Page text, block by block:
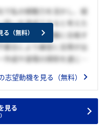
で私の傾聴力を活かし、経
いを達成できると考えた
、部で昇段試験に合格す
都合により練習に支障が出
成や道場の掃除を通じ、
感謝された経験から、私の
業研究やイベントで、貴
して大学で学んだ会計の
（無料）
志望動機を見る（無料）
見る